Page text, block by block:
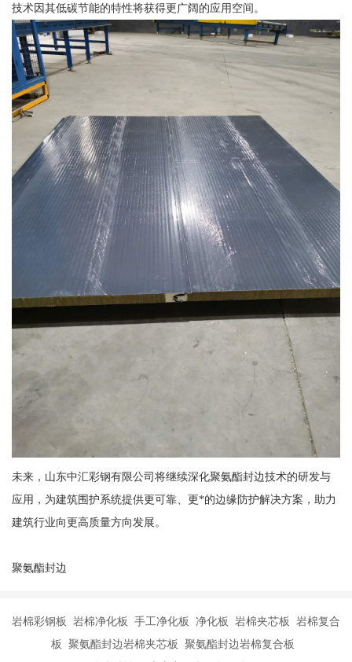
技术因其低碳节能的特性将获得更广阔的应用空间。
未来，山东中汇彩钢有限公司将继续深化聚氨酯封边技术的研发与
应用，为建筑围护系统提供更可靠、更*的边缘防护解决方案，助力
建筑行业向更高质量方向发展。
聚氨酯封边
岩棉彩钢板 岩棉净化板 手工净化板 净化板 岩棉夹芯板 岩棉复合
板 聚氨酯封边岩棉夹芯板 聚氨酯封边岩棉复合板